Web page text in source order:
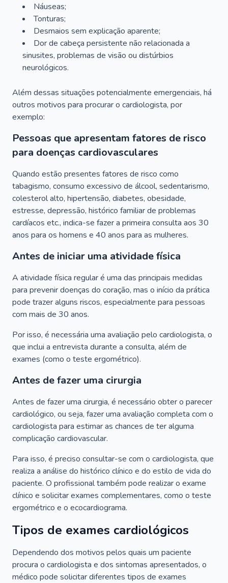
Náuseas;
Tonturas;
Desmaios sem explicação aparente;
Dor de cabeça persistente não relacionada a
sinusites, problemas de visão ou distúrbios
neurológicos.
Além dessas situações potencialmente emergenciais, há
outros motivos para procurar o cardiologista, por
exemplo:
Pessoas que apresentam fatores de risco
para doenças cardiovasculares
Quando estão presentes fatores de risco como
tabagismo, consumo excessivo de álcool, sedentarismo,
colesterol alto, hipertensão, diabetes, obesidade,
estresse, depressão, histórico familiar de problemas
cardíacos etc., indica-se fazer a primeira consulta aos 30
anos para os homens e 40 anos para as mulheres.
Antes de iniciar uma atividade física
A atividade física regular é uma das principais medidas
para prevenir doenças do coração, mas o início da prática
pode trazer alguns riscos, especialmente para pessoas
com mais de 30 anos.
Por isso, é necessária uma avaliação pelo cardiologista, o
que inclui a entrevista durante a consulta, além de
exames (como o teste ergométrico).
Antes de fazer uma cirurgia
Antes de fazer uma cirurgia, é necessário obter o parecer
cardiológico, ou seja, fazer uma avaliação completa com o
cardiologista para estimar as chances de ter alguma
complicação cardiovascular.
Para isso, é preciso consultar-se com o cardiologista, que
realiza a análise do histórico clínico e do estilo de vida do
paciente. O profissional também pode realizar o exame
clínico e solicitar exames complementares, como o teste
ergométrico e o ecocardiograma.
Tipos de exames cardiológicos
Dependendo dos motivos pelos quais um paciente
procura o cardiologista e dos sintomas apresentados, o
médico pode solicitar diferentes tipos de exames